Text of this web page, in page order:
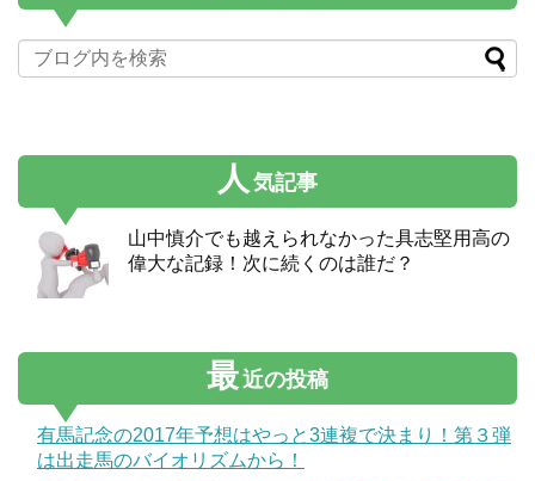
人 気記事
山中慎介でも越えられなかった具志堅用高の
偉大な記録！次に続くのは誰だ？
最近の投稿
有馬記念の2017年予想はやっと3連複で決まり！第３弾
は出走馬のバイオリズムから！